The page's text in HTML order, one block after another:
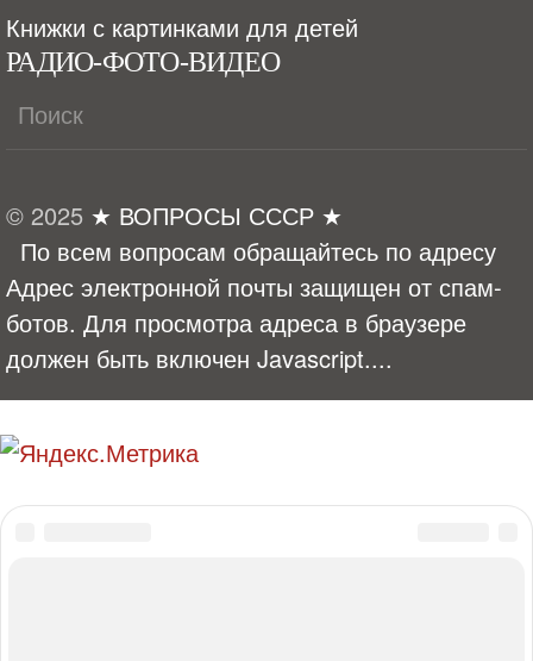
Книжки с картинками для детей
РАДИО-ФОТО-ВИДЕО
© 2025 ★ ВОПРОСЫ СССР ★
По всем вопросам обращайтесь по адресу
Адрес электронной почты защищен от спам-
ботов. Для просмотра адреса в браузере
должен быть включен Javascript....